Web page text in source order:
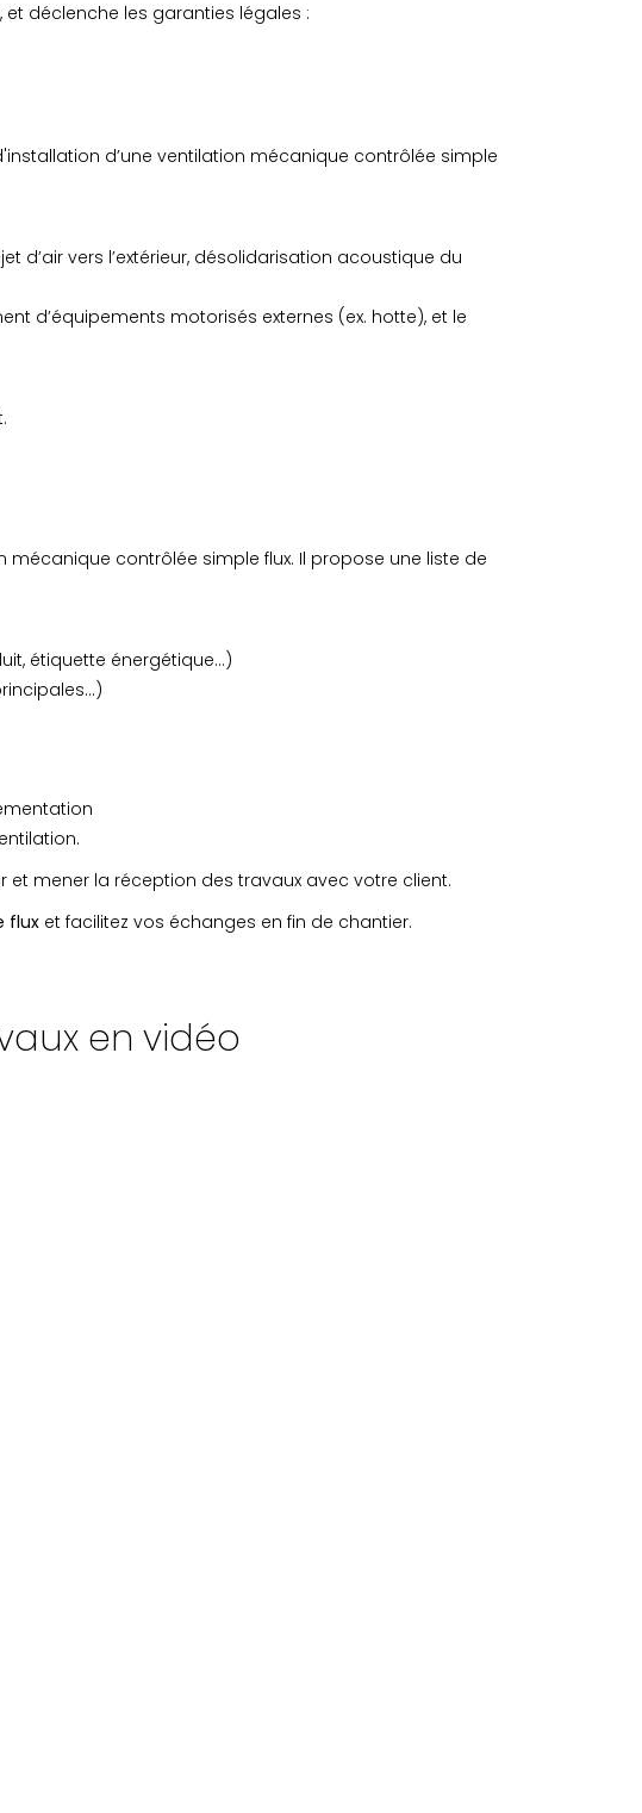
déclenche les garanties légales :
d’une ventilation mécanique contrôlée simple
d’air vers l’extérieur, désolidarisation acoustique du
d’équipements motorisés externes (ex. hotte), et le
contrôlée simple flux. Il propose une liste de
étiquette énergétique…)
mener la réception des travaux avec votre client.
flux et facilitez vos échanges en fin de chantier.
en vidéo